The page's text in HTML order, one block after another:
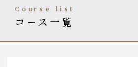
course list
コース一覧